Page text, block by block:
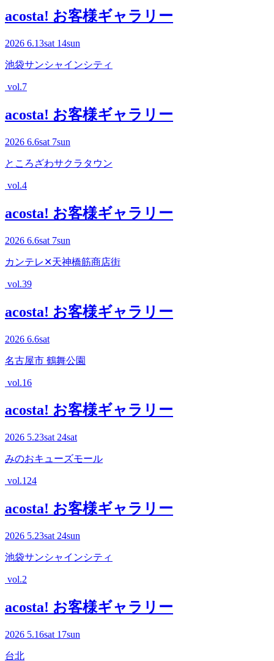
acosta! お客様ギャラリー
2026 6.13sat 14sun
池袋サンシャインシティ
vol.7
acosta! お客様ギャラリー
2026 6.6sat 7sun
ところざわサクラタウン
vol.4
acosta! お客様ギャラリー
2026 6.6sat 7sun
カンテレ✕天神橋筋商店街
vol.39
acosta! お客様ギャラリー
2026 6.6sat
名古屋市 鶴舞公園
vol.16
acosta! お客様ギャラリー
2026 5.23sat 24sat
みのおキューズモール
vol.124
acosta! お客様ギャラリー
2026 5.23sat 24sun
池袋サンシャインシティ
vol.2
acosta! お客様ギャラリー
2026 5.16sat 17sun
台北